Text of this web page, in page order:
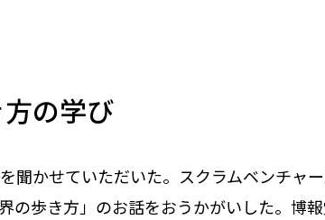
の学び
聞かせていただいた。スクラムベンチャ
の歩き方」のお話をおうかがいした。